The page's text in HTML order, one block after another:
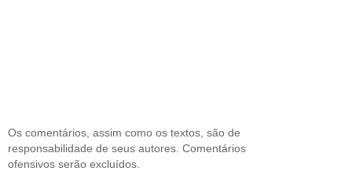
Os comentários, assim como os textos, são de
responsabilidade de seus autores. Comentários
ofensivos serão excluídos.